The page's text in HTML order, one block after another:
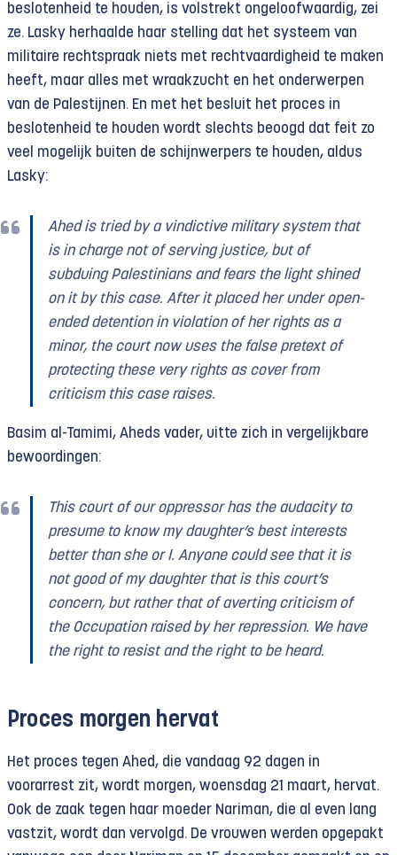
beslotenheid te houden, is volstrekt ongeloofwaardig, zei
ze. Lasky herhaalde haar stelling dat het systeem van
militaire rechtspraak niets met rechtvaardigheid te maken
heeft, maar alles met wraakzucht en het onderwerpen
van de Palestijnen. En met het besluit het proces in
beslotenheid te houden wordt slechts beoogd dat feit zo
veel mogelijk buiten de schijnwerpers te houden, aldus
Lasky:
Ahed is tried by a vindictive military system that
is in charge not of serving justice, but of
subduing Palestinians and fears the light shined
on it by this case. After it placed her under open-
ended detention in violation of her rights as a
minor, the court now uses the false pretext of
protecting these very rights as cover from
criticism this case raises.
Basim al-Tamimi, Aheds vader, uitte zich in vergelijkbare
bewoordingen:
This court of our oppressor has the audacity to
presume to know my daughter’s best interests
better than she or I. Anyone could see that it is
not good of my daughter that is this court’s
concern, but rather that of averting criticism of
the Occupation raised by her repression. We have
the right to resist and the right to be heard.
Proces morgen hervat
Het proces tegen Ahed, die vandaag 92 dagen in
voorarrest zit, wordt morgen, woensdag 21 maart, hervat.
Ook de zaak tegen haar moeder Nariman, die al even lang
vastzit, wordt dan vervolgd. De vrouwen werden opgepakt